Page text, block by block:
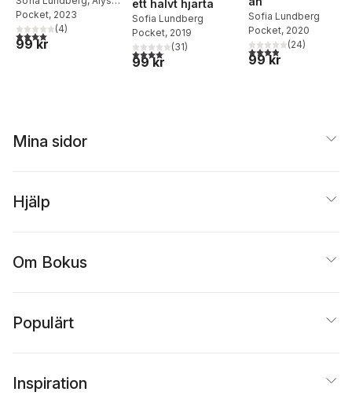
Richman,M.J Rose
Pocket, 2023
4,0utav 5 stjärnor. Totalt antal röster:
(4)
99 kr
ett halvt hjärta
Sofia Lundberg
Pocket, 2019
4,1utav 5 stjärnor. Totalt antal röster:
(31)
99 kr
Sofia Lundberg
Pocket, 2020
3,9utav 5 stjärnor.
(24)
99 kr
Mina sidor
Hjälp
Om Bokus
Populärt
Inspiration